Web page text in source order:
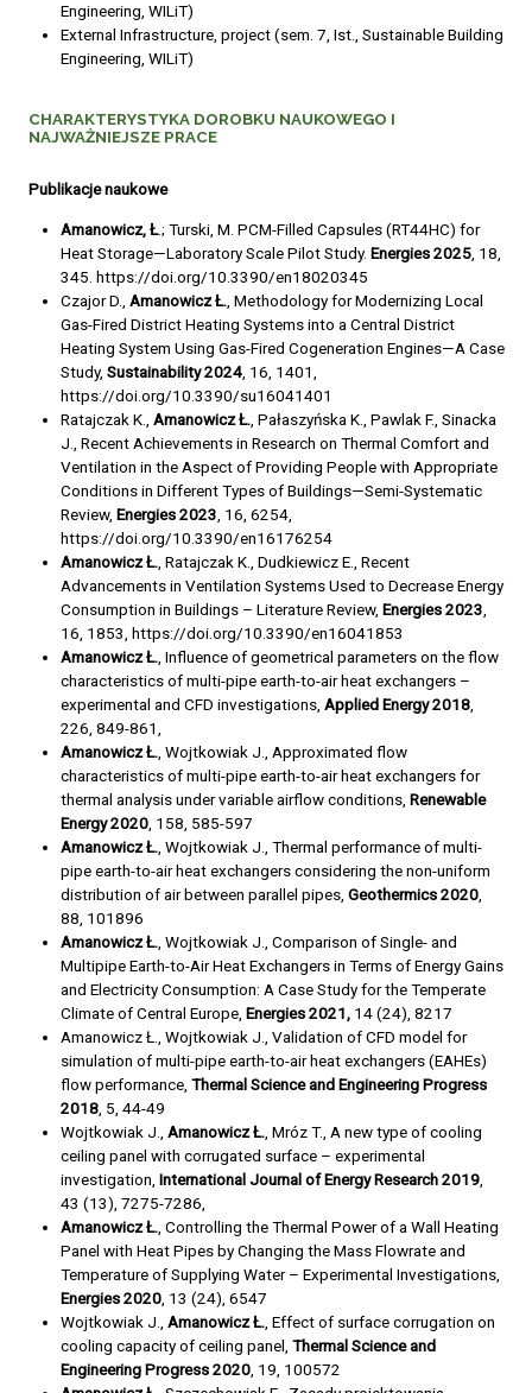
Engineering, WILiT)
External Infrastructure, project (sem. 7, Ist., Sustainable Building
Engineering, WILiT)
CHARAKTERYSTYKA DOROBKU NAUKOWEGO I
NAJWAŻNIEJSZE PRACE
Publikacje naukowe
Amanowicz, Ł.; Turski, M. PCM-Filled Capsules (RT44HC) for
Heat Storage—Laboratory Scale Pilot Study. Energies 2025, 18,
345. https://doi.org/10.3390/en18020345
Czajor D., Amanowicz Ł., Methodology for Modernizing Local
Gas-Fired District Heating Systems into a Central District
Heating System Using Gas-Fired Cogeneration Engines—A Case
Study, Sustainability 2024, 16, 1401,
https://doi.org/10.3390/su16041401
Ratajczak K., Amanowicz Ł., Pałaszyńska K., Pawlak F., Sinacka
J., Recent Achievements in Research on Thermal Comfort and
Ventilation in the Aspect of Providing People with Appropriate
Conditions in Different Types of Buildings—Semi-Systematic
Review, Energies 2023 , 16, 6254,
https://doi.org/10.3390/en16176254
Amanowicz Ł., Ratajczak K., Dudkiewicz E., Recent
Advancements in Ventilation Systems Used to Decrease Energy
Consumption in Buildings – Literature Review, Energies 2023
16, 1853, https://doi.org/10.3390/en16041853
Amanowicz Ł., Influence of geometrical parameters on the flow
characteristics of multi-pipe earth-to-air heat exchangers –
experimental and CFD investigations, Applied Energy 2018,
226, 849-861,
Amanowicz Ł., Wojtkowiak J., Approximated flow
characteristics of multi-pipe earth-to-air heat exchangers for
thermal analysis under variable airflow conditions, Renewable
Energy 2020, 158, 585-597
Amanowicz Ł., Wojtkowiak J., Thermal performance of multi-
pipe earth-to-air heat exchangers considering the non-uniform
distribution of air between parallel pipes, Geothermics 2020,
88, 101896
Amanowicz Ł., Wojtkowiak J., Comparison of Single- and
Multipipe Earth-to-Air Heat Exchangers in Terms of Energy Gains
and Electricity Consumption: A Case Study for the Temperate
Climate of Central Europe, Energies 2021, 14 (24), 8217
Amanowicz Ł., Wojtkowiak J., Validation of CFD model for
simulation of multi-pipe earth-to-air heat exchangers (EAHEs)
flow performance, Thermal Science and Engineering Progress
2018, 5, 44-49
Wojtkowiak J., Amanowicz Ł., Mróz T., A new type of cooling
ceiling panel with corrugated surface – experimental
investigation, International Journal of Energy Research 2019,
43 (13), 7275-7286,
Amanowicz Ł., Controlling the Thermal Power of a Wall Heating
Panel with Heat Pipes by Changing the Mass Flowrate and
Temperature of Supplying Water – Experimental Investigations,
Energies 2020, 13 (24), 6547
Wojtkowiak J., Amanowicz Ł., Effect of surface corrugation on
cooling capacity of ceiling panel, Thermal Science and
Engineering Progress 2020, 19, 100572